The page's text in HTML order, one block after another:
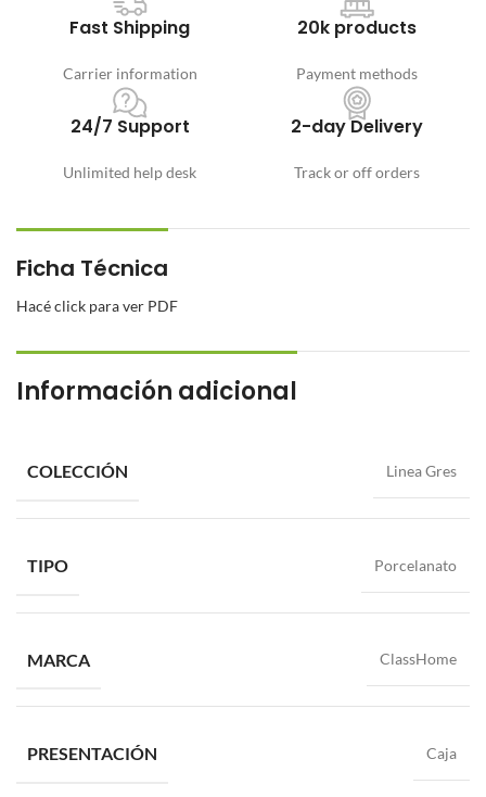
Fast Shipping
Carrier information
20k products
Payment methods
24/7 Support
Unlimited help desk
2-day Delivery
Track or off orders
Ficha Técnica
Hacé click para ver PDF
Información adicional
COLECCIÓN Linea Gres
TIPO Porcelanato
MARCA ClassHome
PRESENTACIÓN Caja